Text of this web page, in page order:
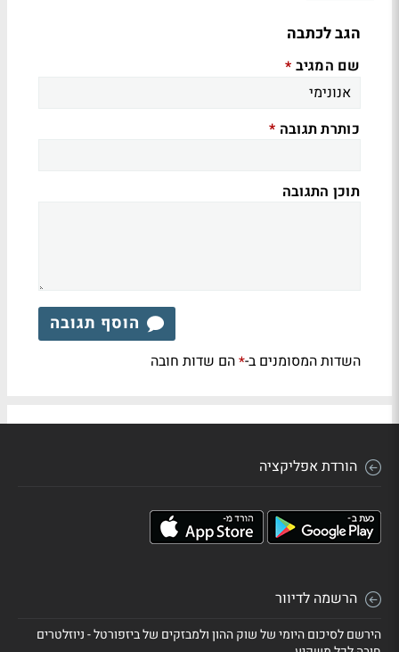
הגב לכתבה
שם המגיב *
כותרת תגובה *
תוכן התגובה
הוסף תגובה
השדות המסומנים ב-*הם שדות חובה
הורדת אפליקציה
הרשמה לדיוור
הירשם לסיכום היומי של שוק ההון ולמבזקים של ביזפורטל - ניוזלטרים